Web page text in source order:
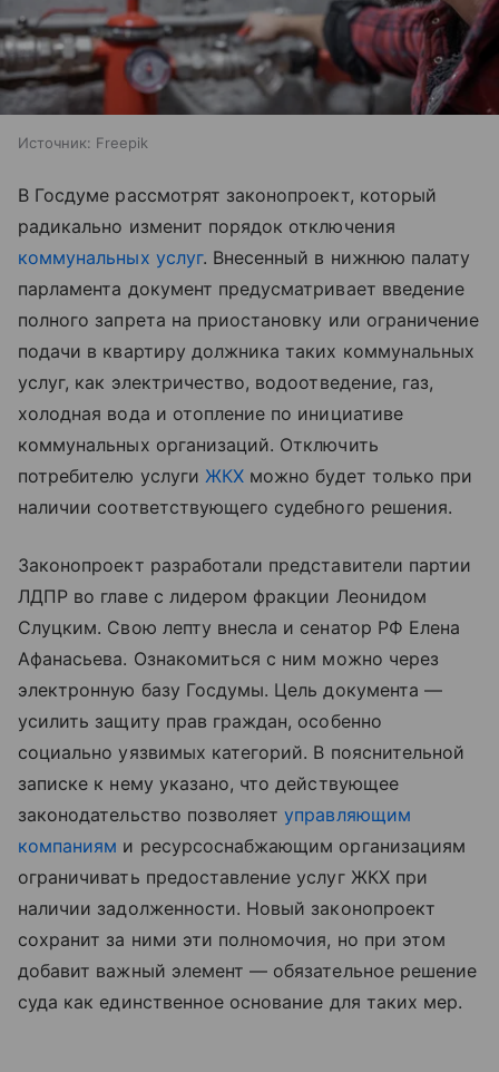
Источник: Freepik
В Госдуме рассмотрят законопроект, который
радикально изменит порядок отключения
коммунальных услуг. Внесенный в нижнюю палату
парламента документ предусматривает введение
полного запрета на приостановку или ограничение
подачи в квартиру должника таких коммунальных
услуг, как электричество, водоотведение, газ,
холодная вода и отопление по инициативе
коммунальных организаций. Отключить
потребителю услуги ЖКХ можно будет только при
наличии соответствующего судебного решения.
Законопроект разработали представители партии
ЛДПР во главе с лидером фракции Леонидом
Слуцким. Свою лепту внесла и сенатор РФ Елена
Афанасьева. Ознакомиться с ним можно через
электронную базу Госдумы. Цель документа —
усилить защиту прав граждан, особенно
социально уязвимых категорий. В пояснительной
записке к нему указано, что действующее
законодательство позволяетуправляющим
компаниям и ресурсоснабжающим организациям
ограничивать предоставление услуг ЖКХ при
наличии задолженности. Новый законопроект
сохранит за ними эти полномочия, но при этом
добавит важный элемент — обязательное решение
суда как единственное основание для таких мер.